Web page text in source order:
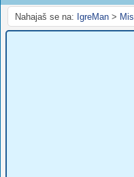
Nahajaš se na: IgreMan >